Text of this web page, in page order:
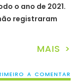
o ano de 2021.
registraram
MAIS >
A COMENTAR